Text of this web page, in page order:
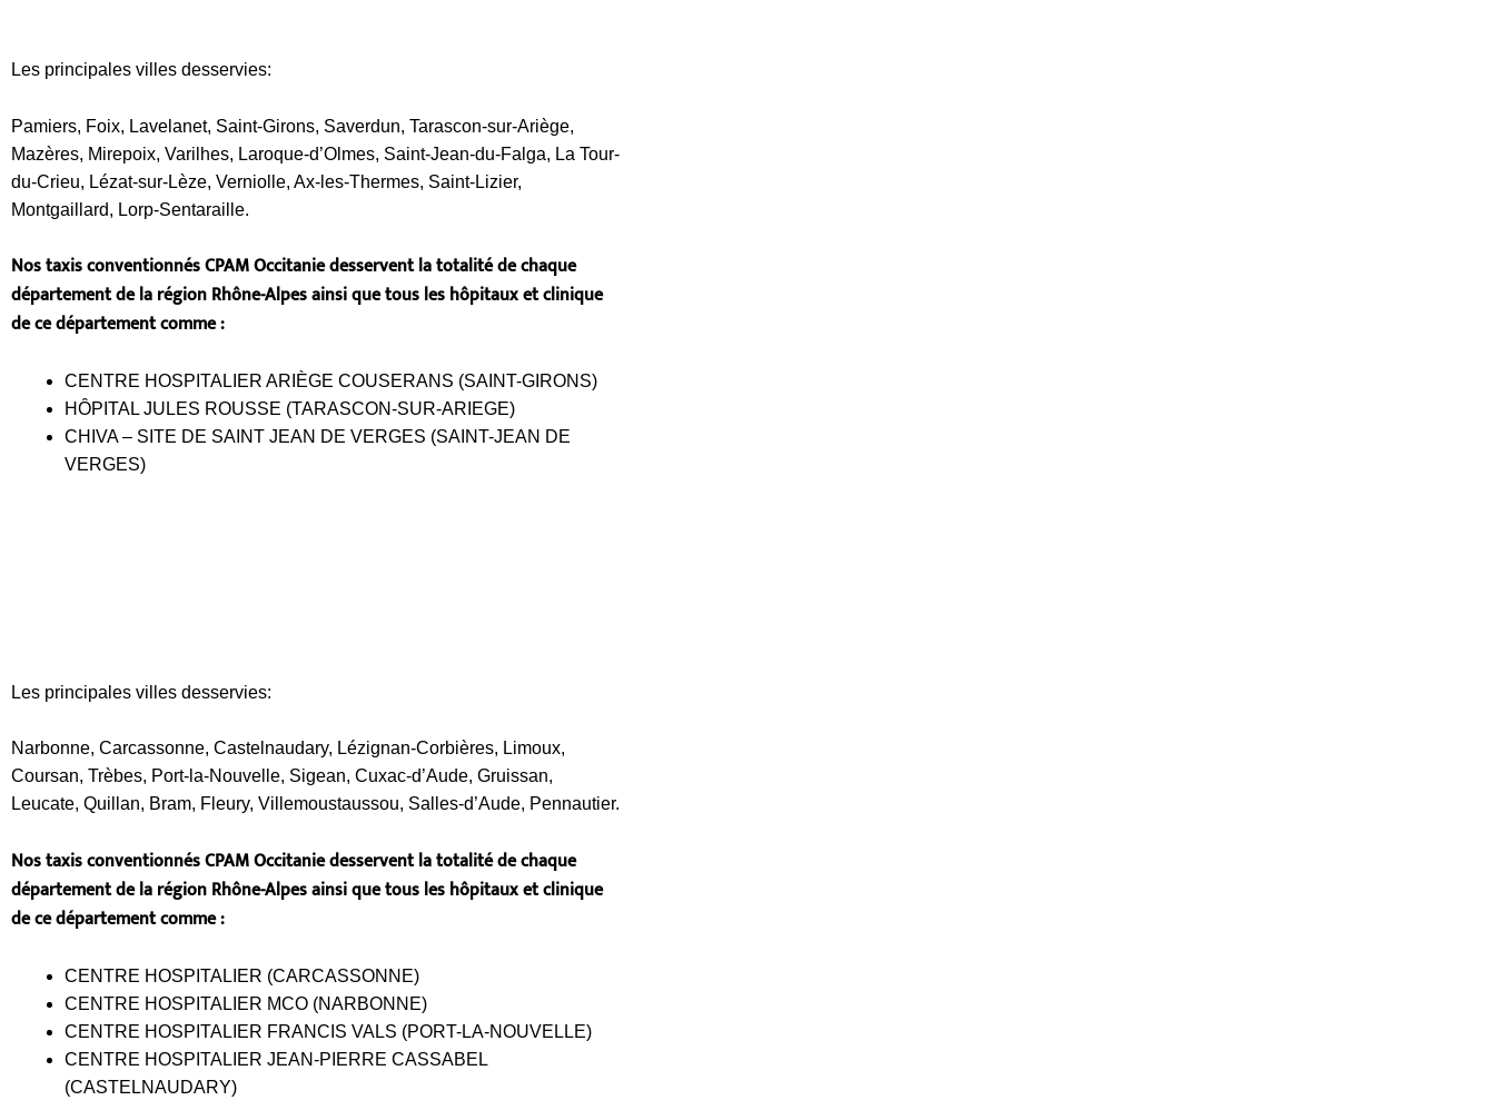
Les principales villes desservies:
Pamiers, Foix, Lavelanet, Saint-Girons, Saverdun, Tarascon-sur-Ariège,
Mazères, Mirepoix, Varilhes, Laroque-d’Olmes, Saint-Jean-du-Falga, La Tour-
du-Crieu, Lézat-sur-Lèze, Verniolle, Ax-les-Thermes, Saint-Lizier,
Montgaillard, Lorp-Sentaraille.
Nos taxis conventionnés CPAM Occitanie desservent la totalité de chaque
département de la région Rhône-Alpes ainsi que tousles hôpitaux et clinique
de ce département comme :
CENTRE HOSPITALIER ARIÈGE COUSERANS (SAINT-GIRONS)
HÔPITAL JULES ROUSSE (TARASCON-SUR-ARIEGE)
CHIVA – SITE DE SAINT JEAN DE VERGES (SAINT-JEAN DE
VERGES)
Les principales villes desservies:
Narbonne, Carcassonne, Castelnaudary, Lézignan-Corbières, Limoux,
Coursan, Trèbes, Port-la-Nouvelle, Sigean, Cuxac-d’Aude, Gruissan,
Leucate, Quillan, Bram, Fleury, Villemoustaussou, Salles-d’Aude, Pennautier.
Nos taxis conventionnés CPAM Occitanie desservent la totalité de chaque
département de la région Rhône-Alpes ainsi que tousles hôpitaux et clinique
de ce département comme :
CENTRE HOSPITALIER (CARCASSONNE)
CENTRE HOSPITALIER MCO (NARBONNE)
CENTRE HOSPITALIER FRANCIS VALS (PORT-LA-NOUVELLE)
CENTRE HOSPITALIER JEAN-PIERRE CASSABEL
(CASTELNAUDARY)